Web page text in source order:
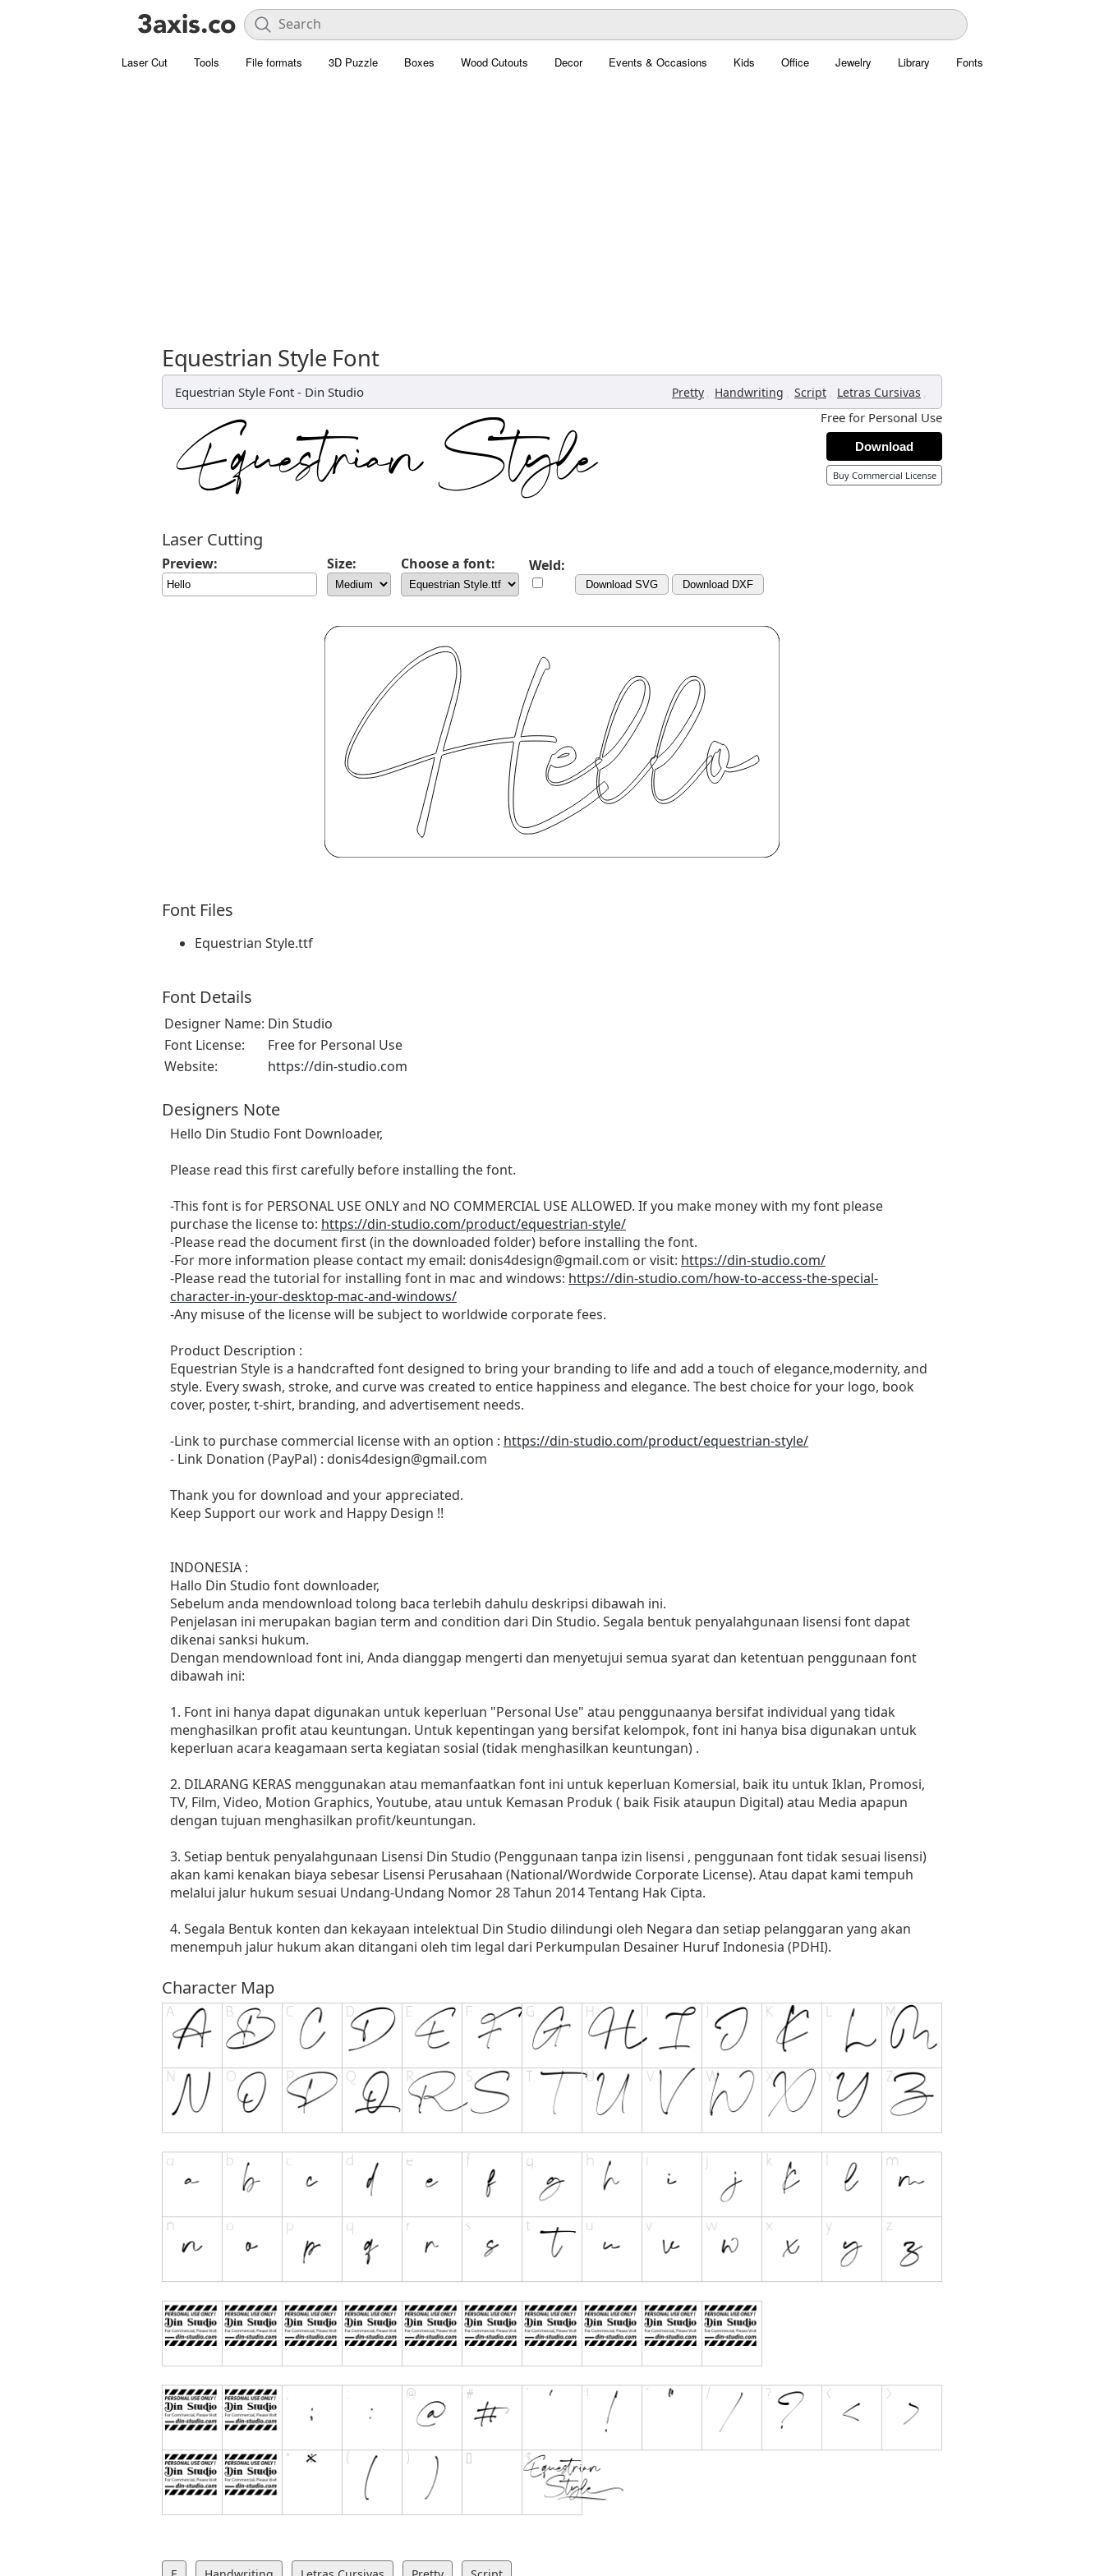
Laser Cut Tools File formats 3D Puzzle Boxes Wood Cutouts Decor Events & Occasions Kids Office Jewelry Library Fonts
Equestrian Style Font
Equestrian Style Font - Din Studio Pretty , Handwriting , Script , Letras Cursivas ,
Free for Personal Use
Download
Buy Commercial License
Laser Cutting
Preview: Size: Choose a font: Weld:
Download SVG Download DXF
Font Files
Equestrian Style.ttf
Font Details
Designer Name: Din Studio
Font License:
Free for Personal Use
Website:
https://din-studio.com
Designers Note
Hello Din Studio Font Downloader,
Please read this first carefully before installing the font.
-This font is for PERSONAL USE ONLY and NO COMMERCIAL USE ALLOWED. If you make money with my font please
purchase the license to: https://din-studio.com/product/equestrian-style/
-Please read the document first (in the downloaded folder) before installing the font.
-For more information please contact my email: donis4design@gmail.com or visit: https://din-studio.com/
-Please read the tutorial for installing font in mac and windows: https://din-studio.com/how-to-access-the-special-
character-in-your-desktop-mac-and-windows/
-Any misuse of the license will be subject to worldwide corporate fees.
Product Description :
Equestrian Style is a handcrafted font designed to bring your branding to life and add a touch of elegance,modernity, and
style. Every swash, stroke, and curve was created to entice happiness and elegance. The best choice for your logo, book
cover, poster, t-shirt, branding, and advertisement needs.
-Link to purchase commercial license with an option : https://din-studio.com/product/equestrian-style/
- Link Donation (PayPal) : donis4design@gmail.com
Thank you for download and your appreciated.
Keep Support our work and Happy Design !!
INDONESIA :
Hallo Din Studio font downloader,
Sebelum anda mendownload tolong baca terlebih dahulu deskripsi dibawah ini.
Penjelasan ini merupakan bagian term and condition dari Din Studio. Segala bentuk penyalahgunaan lisensi font dapat
dikenai sanksi hukum.
Dengan mendownload font ini, Anda dianggap mengerti dan menyetujui semua syarat dan ketentuan penggunaan font
dibawah ini:
1. Font ini hanya dapat digunakan untuk keperluan "Personal Use" atau penggunaanya bersifat individual yang tidak
menghasilkan profit atau keuntungan. Untuk kepentingan yang bersifat kelompok, font ini hanya bisa digunakan untuk
keperluan acara keagamaan serta kegiatan sosial (tidak menghasilkan keuntungan) .
2. DILARANG KERAS menggunakan atau memanfaatkan font ini untuk keperluan Komersial, baik itu untuk Iklan, Promosi,
TV, Film, Video, Motion Graphics, Youtube, atau untuk Kemasan Produk ( baik Fisik ataupun Digital) atau Media apapun
dengan tujuan menghasilkan profit/keuntungan.
3. Setiap bentuk penyalahgunaan Lisensi Din Studio (Penggunaan tanpa izin lisensi , penggunaan font tidak sesuai lisensi)
akan kami kenakan biaya sebesar Lisensi Perusahaan (National/Wordwide Corporate License). Atau dapat kami tempuh
melalui jalur hukum sesuai Undang-Undang Nomor 28 Tahun 2014 Tentang Hak Cipta.
4. Segala Bentuk konten dan kekayaan intelektual Din Studio dilindungi oleh Negara dan setiap pelanggaran yang akan
menempuh jalur hukum akan ditangani oleh tim legal dari Perkumpulan Desainer Huruf Indonesia (PDHI).
Character Map